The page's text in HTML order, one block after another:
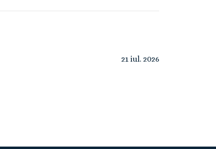
21 iul. 2026